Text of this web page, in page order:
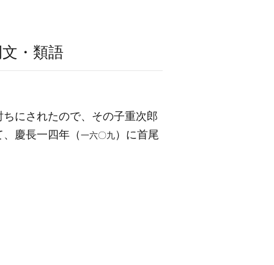
・類語
にされたので、その子重次郎
、慶長一四年（一六〇九）に首尾